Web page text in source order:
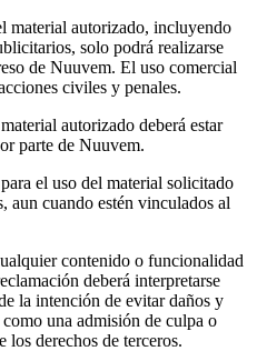
material autorizado, incluyendo
solo podrá realizarse
de Nuuvem. El uso comercial
civiles y penales.
autorizado deberá estar
parte de Nuuvem.
el uso del material solicitado
aun cuando estén vinculados al
contenido o funcionalidad
deberá interpretarse
la intención de evitar daños y
una admisión de culpa o
derechos de terceros.